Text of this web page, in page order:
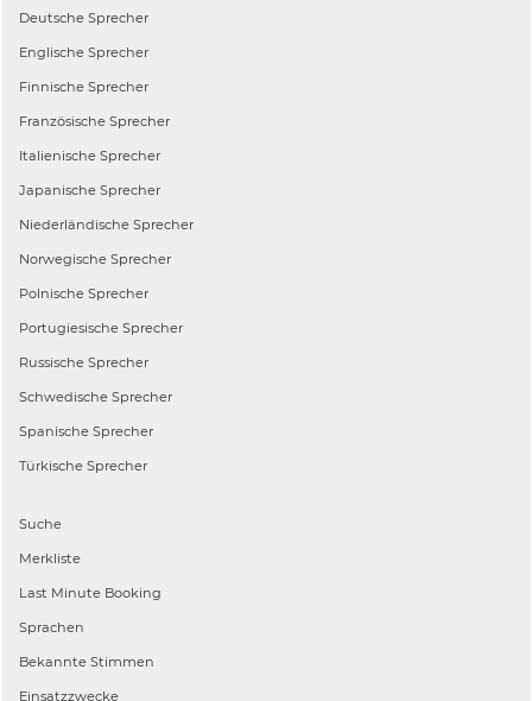
Deutsche Sprecher
Englische Sprecher
Finnische Sprecher
Französische Sprecher
Italienische Sprecher
Japanische Sprecher
Niederländische Sprecher
Norwegische Sprecher
Polnische Sprecher
Portugiesische Sprecher
Russische Sprecher
Schwedische Sprecher
Spanische Sprecher
Türkische Sprecher
Suche
Merkliste
Last Minute Booking
Sprachen
Bekannte Stimmen
Einsatzzwecke